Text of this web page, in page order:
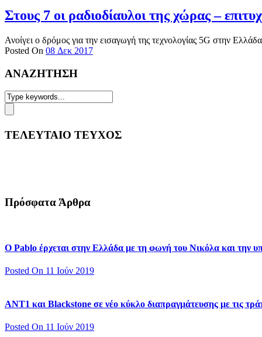
Στους 7 οι ραδιοδίαυλοι της χώρας –
Ανοίγει ο δρόμος για την εισαγωγή της τεχνολογίας 5G στην Ελλάδα
Posted On 08 Δεκ 2017
ΑΝΑΖΗΤΗΣΗ
ΤΕΛΕΥΤΑΙΟ ΤΕΥΧΟΣ
Πρόσφατα Άρθρα
Ο Pablo έρχεται στην Ελλάδα με τη φωνή του Νικόλα και την
Posted On 11 Ιούν 2019
ΑΝΤ1 και Blackstone σε νέο κύκλο διαπραγμάτευσης με τις
Posted On 11 Ιούν 2019